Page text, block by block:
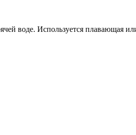
воде. Используется плавающая